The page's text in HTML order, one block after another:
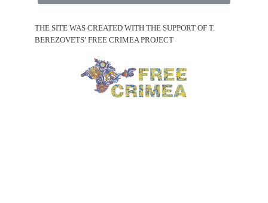
THE SITE WAS CREATED WITH THE SUPPORT OF T.
BEREZOVETS’ FREE CRIMEA PROJECT